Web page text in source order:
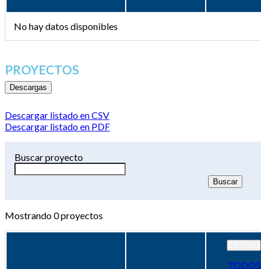
No hay datos disponibles
PROYECTOS
Descargas
Descargar listado en CSV
Descargar listado en PDF
Buscar proyecto
Mostrando0proyectos
TODOS